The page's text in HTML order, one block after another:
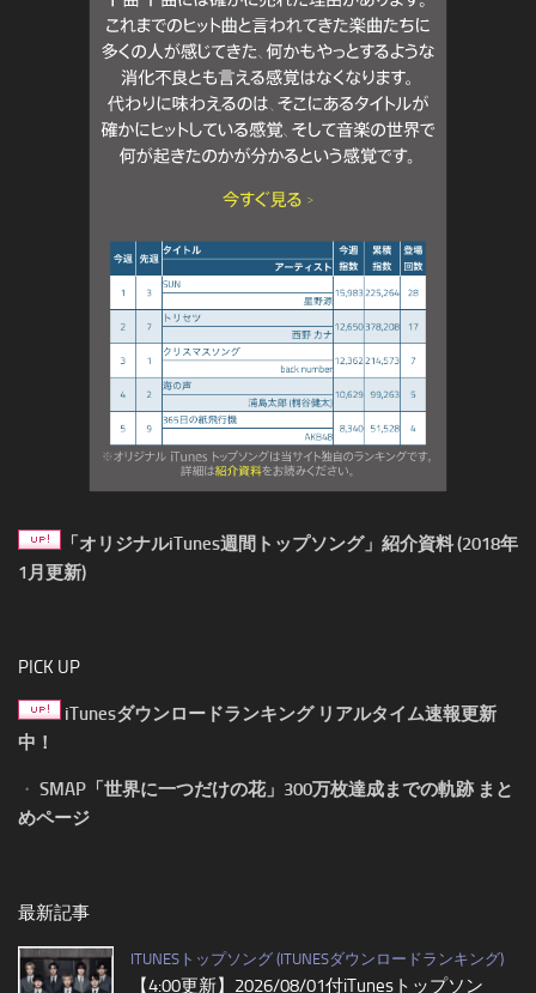
「オリジナルiTunes週間トップソング」紹介資料 (2018年
1月更新)
PICK UP
iTunesダウンロードランキング リアルタイム速報更新
中！
・ SMAP「世界に一つだけの花」300万枚達成までの軌跡 まと
めページ
最新記事
ITUNESトップソング (ITUNESダウンロードランキング)
【4:00更新】2026/08/01付iTunesトップソン